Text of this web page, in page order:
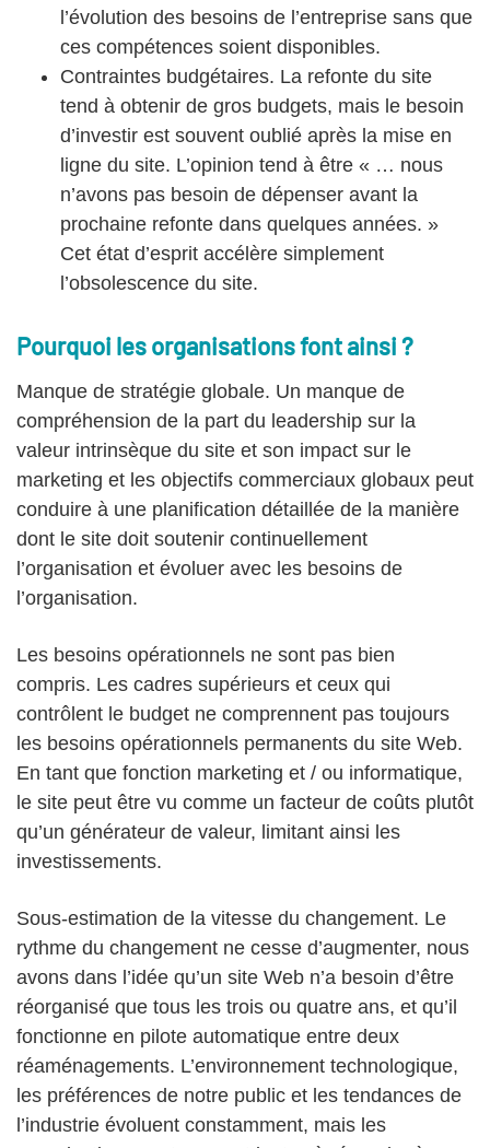
l’évolution des besoins de l’entreprise sans que
ces compétences soient disponibles.
Contraintes budgétaires. La refonte du site
tend à obtenir de gros budgets, mais le besoin
d’investir est souvent oublié après la mise en
ligne du site. L’opinion tend à être « … nous
n’avons pas besoin de dépenser avant la
prochaine refonte dans quelques années. »
Cet état d’esprit accélère simplement
l’obsolescence du site.
Pourquoi les organisations font ainsi ?
Manque de stratégie globale. Un manque de
compréhension de la part du leadership sur la
valeur intrinsèque du site et son impact sur le
marketing et les objectifs commerciaux globaux peut
conduire à une planification détaillée de la manière
dont le site doit soutenir continuellement
l’organisation et évoluer avec les besoins de
l’organisation.
Les besoins opérationnels ne sont pas bien
compris. Les cadres supérieurs et ceux qui
contrôlent le budget ne comprennent pas toujours
les besoins opérationnels permanents du site Web.
En tant que fonction marketing et / ou informatique,
le site peut être vu comme un facteur de coûts plutôt
qu’un générateur de valeur, limitant ainsi les
investissements.
Sous-estimation de la vitesse du changement. Le
rythme du changement ne cesse d’augmenter, nous
avons dans l’idée qu’un site Web n’a besoin d’être
réorganisé que tous les trois ou quatre ans, et qu’il
fonctionne en pilote automatique entre deux
réaménagements. L’environnement technologique,
les préférences de notre public et les tendances de
l’industrie évoluent constamment, mais les